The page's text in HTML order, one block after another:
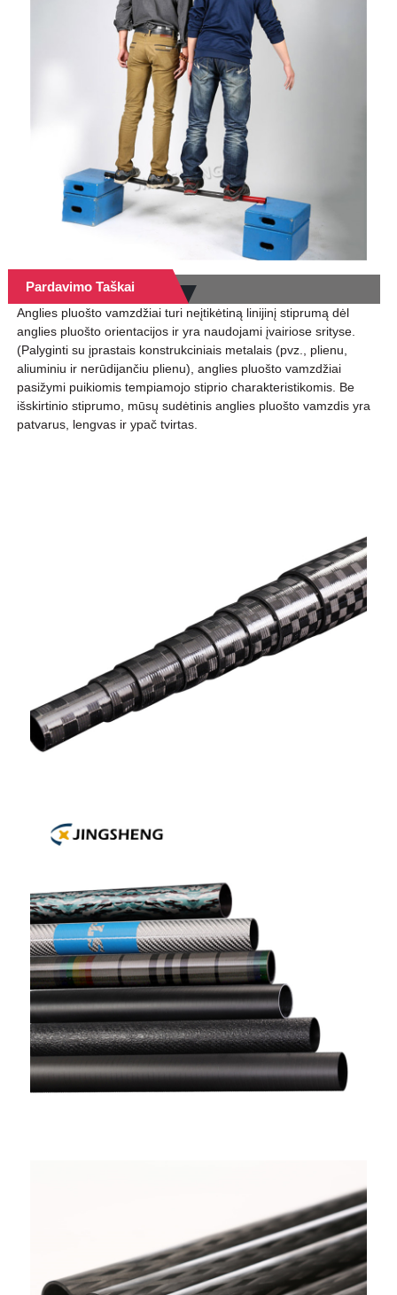
Pardavimo Taškai
Anglies pluošto vamzdžiai turi neįtikėtiną linijinį stiprumą dėl
anglies pluošto orientacijos ir yra naudojami įvairiose srityse.
(Palyginti su įprastais konstrukciniais metalais (pvz., plienu,
aliuminiu ir nerūdijančiu plienu), anglies pluošto vamzdžiai
pasižymi puikiomis tempiamojo stiprio charakteristikomis. Be
išskirtinio stiprumo, mūsų sudėtinis anglies pluošto vamzdis yra
patvarus, lengvas ir ypač tvirtas.